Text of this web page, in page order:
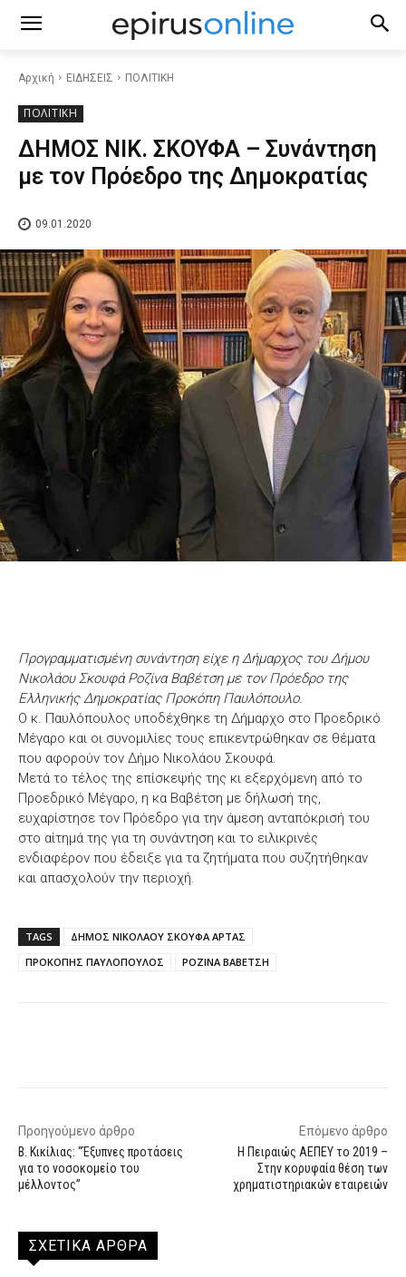
Αρχική ΕΙΔΗΣΕΙΣ ΠΟΛΙΤΙΚΗ
ΠΟΛΙΤΙΚΗ
ΔΗΜΟΣ ΝΙΚ. ΣΚΟΥΦΑ – Συνάντηση
με τον Πρόεδρο της Δημοκρατίας
09.01.2020
Προγραμματισμένη συνάντηση είχε η Δήμαρχος του Δήμου
Νικολάου Σκουφά Ροζίνα Βαβέτση με τον Πρόεδρο της
Ελληνικής Δημοκρατίας Προκόπη Παυλόπουλο.
Ο κ. Παυλόπουλος υποδέχθηκε τη Δήμαρχο στο Προεδρικό
Μέγαρο και οι συνομιλίες τους επικεντρώθηκαν σε θέματα
που αφορούν τον Δήμο Νικολάου Σκουφά.
Μετά το τέλος της επίσκεψής της κι εξερχόμενη από το
Προεδρικό Μέγαρο, η κα Βαβέτση με δήλωσή της,
ευχαρίστησε τον Πρόεδρο για την άμεση ανταπόκρισή του
στο αίτημά της για τη συνάντηση και το ειλικρινές
ενδιαφέρον που έδειξε για τα ζητήματα που συζητήθηκαν
και απασχολούν την περιοχή.
TAGS
ΔΗΜΟΣ ΝΙΚΟΛΑΟΥ ΣΚΟΥΦΑ ΑΡΤΑΣ
ΠΡΟΚΟΠΗΣ ΠΑΥΛΟΠΟΥΛΟΣ
ΡΟΖΙΝΑ ΒΑΒΕΤΣΗ
Προηγούμενο άρθρο
Β. Κικίλιας: “Έξυπνες προτάσεις
για το νοσοκομείο του
μέλλοντος”
Επόμενο άρθρο
Η Πειραιώς ΑΕΠΕΥ το 2019 –
Στην κορυφαία θέση των
χρηματιστηριακών εταιρειών
ΣΧΕΤΙΚΑ ΑΡΘΡΑ